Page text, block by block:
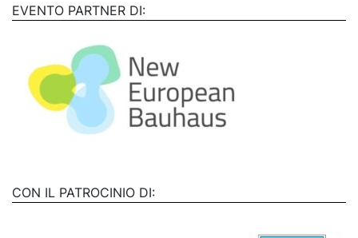
EVENTO PARTNER DI:
CON IL PATROCINIO DI: